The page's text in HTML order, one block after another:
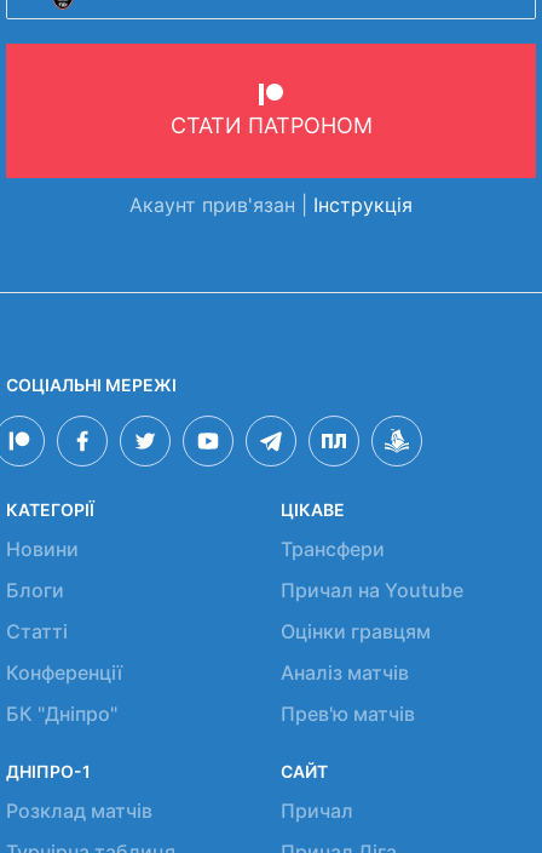
СТАТИ ПАТРОНОМ
Акаунт прив'язан | Інструкція
СОЦІАЛЬНІ МЕРЕЖІ
КАТЕГОРІЇ
Новини
Блоги
Статті
Конференції
БК "Дніпро"
ЦІКАВЕ
Трансфери
Причал на Youtube
Оцінки гравцям
Аналіз матчів
Прев'ю матчів
ДНІПРО-1
Розклад матчів
САЙТ
Причал